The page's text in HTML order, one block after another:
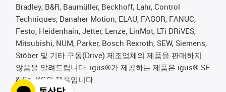
Bradley, B&R, Baumüller, Beckhoff, Lahr, Control
Techniques, Danaher Motion, ELAU, FAGOR, FANUC,
Festo, Heidenhain, Jetter, Lenze, LinMot, LTi DRiVES,
Mitsubishi, NUM, Parker, Bosch Rexroth, SEW, Siemens,
Stöber 및 기타 구동(Drive) 제조업체의 제품을 판매하지
않음을 알려드립니다. igus®가 제공하는 제품은 igus® SE
& Co. KG의 제품입니다.